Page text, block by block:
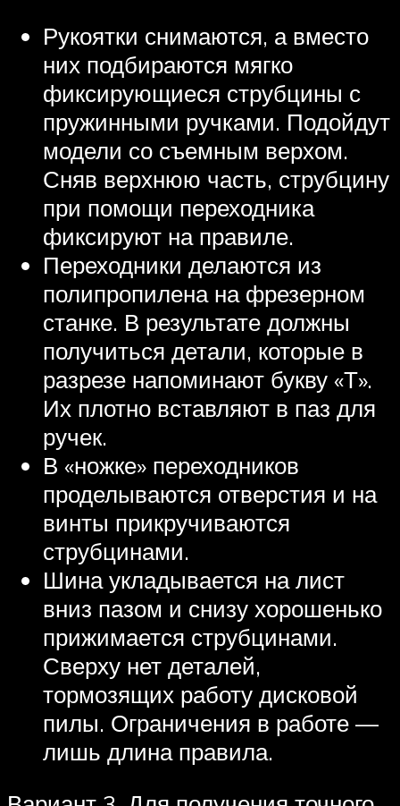
Рукоятки снимаются, а вместо
них подбираются мягко
фиксирующиеся струбцины с
пружинными ручками. Подойдут
модели со съемным верхом.
Сняв верхнюю часть, струбцину
при помощи переходника
фиксируют на правиле.
Переходники делаются из
полипропилена на фрезерном
станке. В результате должны
получиться детали, которые в
разрезе напоминают букву «Т».
Их плотно вставляют в паз для
ручек.
В «ножке» переходников
проделываются отверстия и на
винты прикручиваются
струбцинами.
Шина укладывается на лист
вниз пазом и снизу хорошенько
прижимается струбцинами.
Сверху нет деталей,
тормозящих работу дисковой
пилы. Ограничения в работе —
лишь длина правила.